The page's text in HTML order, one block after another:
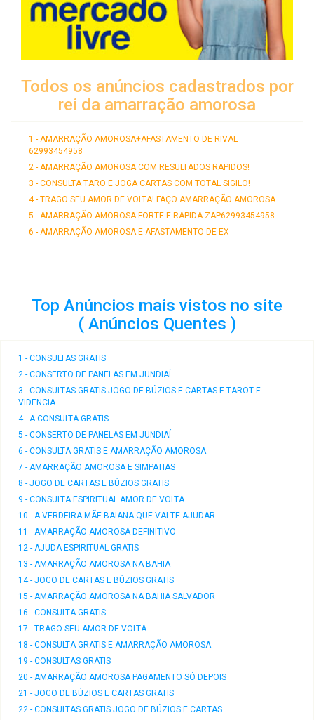
Todos os anúncios cadastrados por
rei da amarração amorosa
1 - AMARRAÇÃO AMOROSA+AFASTAMENTO DE RIVAL
62993454958
2 - AMARRAÇÃO AMOROSA COM RESULTADOS RAPIDOS!
3 - CONSULTA TARO E JOGA CARTAS COM TOTAL SIGILO!
4 - TRAGO SEU AMOR DE VOLTA! FAÇO AMARRAÇÃO AMOROSA
5 - AMARRAÇÃO AMOROSA FORTE E RAPIDA ZAP62993454958
6 - AMARRAÇÃO AMOROSA E AFASTAMENTO DE EX
Top Anúncios mais vistos no site
( Anúncios Quentes )
1 - CONSULTAS GRATIS
2 - CONSERTO DE PANELAS EM JUNDIAÍ
3 - CONSULTAS GRATIS JOGO DE BÚZIOS E CARTAS E TAROT E
VIDENCIA
4 - A CONSULTA GRATIS
5 - CONSERTO DE PANELAS EM JUNDIAÍ
6 - CONSULTA GRATIS E AMARRAÇÃO AMOROSA
7 - AMARRAÇÃO AMOROSA E SIMPATIAS
8 - JOGO DE CARTAS E BÚZIOS GRATIS
9 - CONSULTA ESPIRITUAL AMOR DE VOLTA
10 - A VERDEIRA MÃE BAIANA QUE VAI TE AJUDAR
11 - AMARRAÇÃO AMOROSA DEFINITIVO
12 - AJUDA ESPIRITUAL GRATIS
13 - AMARRAÇÃO AMOROSA NA BAHIA
14 - JOGO DE CARTAS E BÚZIOS GRATIS
15 - AMARRAÇÃO AMOROSA NA BAHIA SALVADOR
16 - CONSULTA GRATIS
17 - TRAGO SEU AMOR DE VOLTA
18 - CONSULTA GRATIS E AMARRAÇÃO AMOROSA
19 - CONSULTAS GRATIS
20 - AMARRAÇÃO AMOROSA PAGAMENTO SÓ DEPOIS
21 - JOGO DE BÚZIOS E CARTAS GRATIS
22 - CONSULTAS GRATIS JOGO DE BÚZIOS E CARTAS